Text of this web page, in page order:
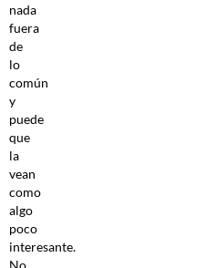
nada
fuera
de
lo
común
y
puede
que
la
vean
como
algo
poco
interesante.
No